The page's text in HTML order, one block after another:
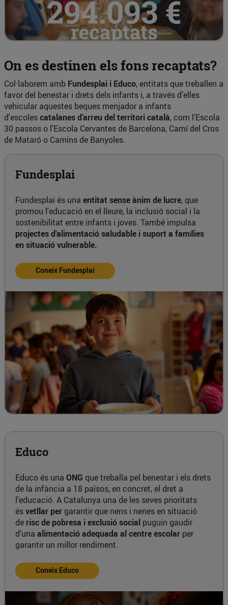
On es destinen els fons recaptats?
Col·laborem amb Fundesplai i Educo, entitats que treballen a
favor del benestar i drets dels infants i, a través d’elles
vehicular aquestes beques menjador a infants
d'escolescatalanes d’arreu del territori català, com l’Escola
30 passos o l'Escola Cervantes de Barcelona, Camí del Cros
de Mataró o Camins de Banyoles.
Fundesplai
Fundesplai és una entitat sense ànim de lucre, que
promou l'educació en el lleure, la inclusió social i la
sostenibilitat entre infants i joves. També impulsa
projectes d'alimentació saludable i suport a famílies
en situació vulnerable.
Coneix Fundesplai
Educo
Educo és una ONG que treballa pel benestar i els drets
de la infància a 18 països, en concret, el dret a
l'educació. A Catalunya una de les seves prioritats
ésvetllar per garantir que nens i nenes en situació
de risc de pobresa i exclusió social puguin gaudir
d’una alimentació adequada al centre escolar per
garantir un millor rendiment.
Coneix Educo